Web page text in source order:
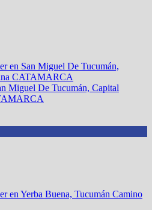
Miguel De Tucumán, Capital